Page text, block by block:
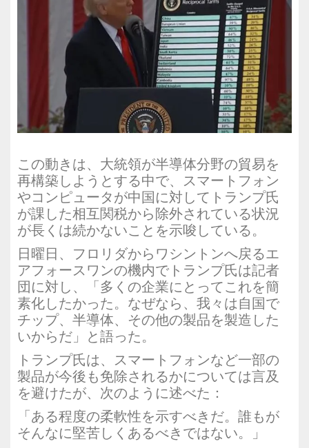
この動きは、大統領が半導体分野の貿易を
再構築しようとする中で、スマートフォン
やコンピュータが中国に対してトランプ氏
が課した相互関税から除外されている状況
が長くは続かないことを示唆している。
日曜日、フロリダからワシントンへ戻るエ
アフォースワンの機内でトランプ氏は記者
団に対し、「多くの企業にとってこれを簡
素化したかった。なぜなら、我々は自国で
チップ、半導体、その他の製品を製造した
いからだ」と語った。
トランプ氏は、スマートフォンなど一部の
製品が今後も免除されるかについては言及
を避けたが、次のように述べた：
「ある程度の柔軟性を示すべきだ。誰もが
そんなに堅苦しくあるべきではない。」